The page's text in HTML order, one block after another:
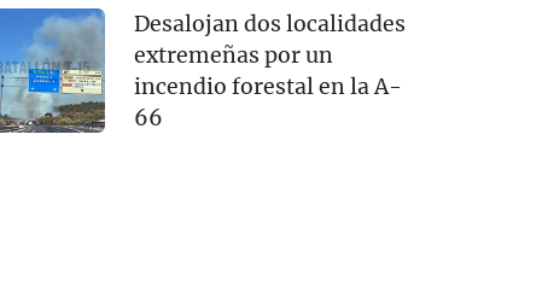
Desalojan dos localidades
extremeñas por un
incendio forestal en la A-
66